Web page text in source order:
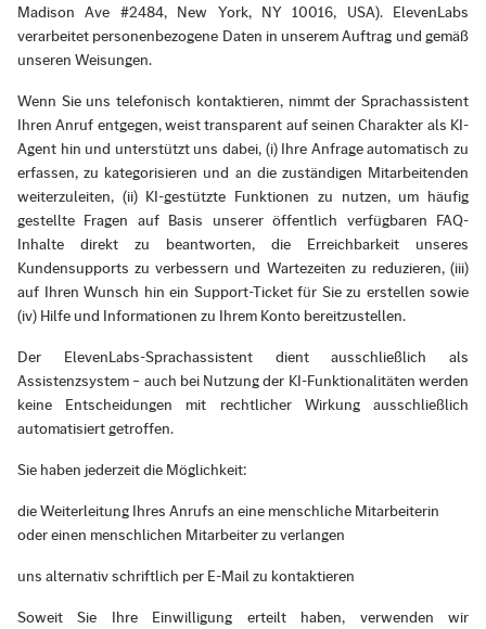
Madison Ave #2484, New York, NY 10016, USA). ElevenLabs
verarbeitet personenbezogene Daten in unserem Auftrag und gemäß
unseren Weisungen.
Wenn Sie uns telefonisch kontaktieren, nimmt der Sprachassistent
Ihren Anruf entgegen, weist transparent auf seinen Charakter als KI-
Agent hin und unterstützt uns dabei, (i) Ihre Anfrage automatisch zu
erfassen, zu kategorisieren und an die zuständigen Mitarbeitenden
weiterzuleiten, (ii) KI-gestützte Funktionen zu nutzen, um häufig
gestellte Fragen auf Basis unserer öffentlich verfügbaren FAQ-
Inhalte direkt zu beantworten, die Erreichbarkeit unseres
Kundensupports zu verbessern und Wartezeiten zu reduzieren, (iii)
auf Ihren Wunsch hin ein Support-Ticket für Sie zu erstellen sowie
(iv) Hilfe und Informationen zu Ihrem Konto bereitzustellen.
Der ElevenLabs-Sprachassistent dient ausschließlich als
Assistenzsystem – auch bei Nutzung der KI-Funktionalitäten werden
keine Entscheidungen mit rechtlicher Wirkung ausschließlich
automatisiert getroffen.
Sie haben jederzeit die Möglichkeit:
die Weiterleitung Ihres Anrufs an eine menschliche Mitarbeiterin
oder einen menschlichen Mitarbeiter zu verlangen
uns alternativ schriftlich per E-Mail zu kontaktieren
Soweit Sie Ihre Einwilligung erteilt haben, verwenden wir